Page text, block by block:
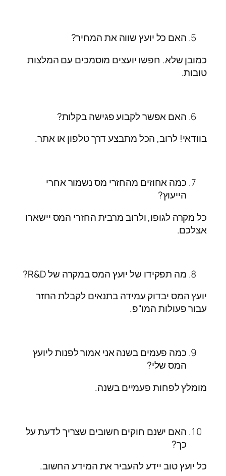
האם כל יועץ שווה את המחיר?
כמובן שלא. חפשו יועצים מוסמכים עם המלצות
טובות.
האם אפשר לקבוע פגישה בקלות?
בוודאי! לרוב, הכל מתבצע דרך טלפון או אתר.
כמה אחוזים מהחזרי מס נשמור אחרי
הייעוץ?
כל מקרה לגופו, ולרוב מרבית החזרי המס יישארו
אצלכם.
מה תפקידו של יועץ המס במקרה של R&D?
יועץ המס יבדוק עמידה בתנאים לקבלת החזר
עבור פעולות המו"פ.
כמה פעמים בשנה אני אמור לפנות ליועץ
המס שלי?
מומלץ לפחות פעמיים בשנה.
האם ישנם חוקים חשובים שצריך לדעת על
כך?
כל יועץ טוב יידע להעביר את המידע החשוב.